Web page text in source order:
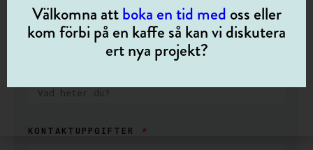
HITTA KONTAKTUPPGIFTER
KONTAKTUPPGIFTER
Välkomna attboka en tid med oss eller
kom förbi på en kaffe så kan vi diskutera
ert nya projekt?